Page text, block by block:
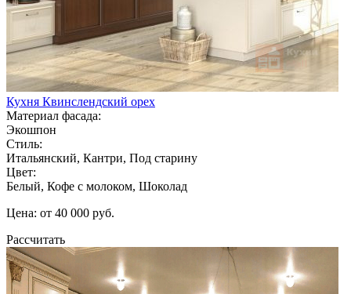
Кухня Квинслендский орех
Материал фасада:
Экошпон
Стиль:
Итальянский, Кантри, Под старину
Цвет:
Белый, Кофе с молоком, Шоколад
Цена: от 40 000 руб.
Рассчитать